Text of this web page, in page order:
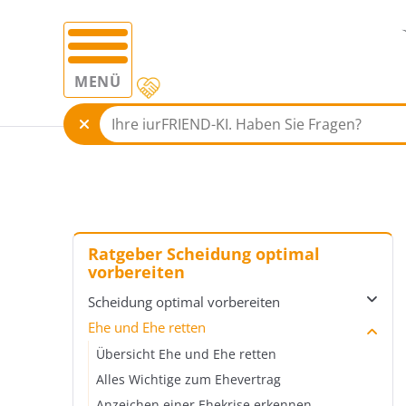
MENÜ
Ratgeber Scheidung optimal
vorbereiten
Scheidung optimal vorbereiten
Übersicht Scheidung optimal vorbereiten
Die Trennung vor der Scheidung
15 erste Schritte bei der Scheidung
Ehe und Ehe retten
Übersicht Ehe und Ehe retten
Alles Wichtige zum Ehevertrag